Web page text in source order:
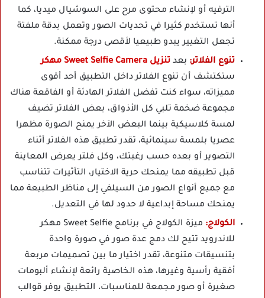
الترفيه أو لإنشاء محتوى مرح على السوشيال ميديا، كما
أنها تستخدم كثيرا في تحديات الصور وتعمل بدقة ملفتة
تجعل التغيير يبدو طبيعيا لأقصى درجة ممكنة.
تنوع الفلاتر: بعد تنزيل Sweet Selfie Camera مهكر
ستكتشف أن تنوع الفلاتر داخل التطبيق أحد أقوى
مميزاته، سواء كنت تفضل الفلاتر الهادئة أو الفاقعة هناك
مجموعة ضخمة تلبي كل الأذواق، بعض الفلاتر تضيف
لمسة كلاسيكية بينما البعض الآخر يمنح الصورة مظهرا
عصريا بلمسة سينمائية، تقدر تطبيق هذه الفلاتر أثناء
التصوير أو بعده حسب رغبتك، وكل فلتر يعرض المعاينة
قبل تطبيقه مما يمنحك حرية الاختيار، التأثيرات تتناسب
مع جميع أنواع الصور من السيلفي إلى مناظر الطبيعة مما
يمنحك مساحة إبداعية لا حدود لها في التعديل.
الكولاج:
ميزة الكولاج في برنامج Sweet Selfie مهكر
للاندرويد تتيح لك دمج عدة صور في صورة واحدة
بتنسيقات متنوعة، تقدر اختيار ما بين تصميمات مربعة
أفقية رأسية وغيرها، هذه الخاصية رائعة لإنشاء ألبومات
صغيرة أو صور مجمعة للمناسبات، التطبيق يوفر قوالب